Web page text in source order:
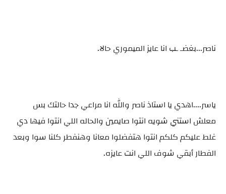
ناصر...بغضـ ـب انا عايز الميموري حالا.
ياسر....اهدي يا استاذ ناصر والله انا مراعي جدا حالتك بس
معلش استني شويه انتوا صايمين والحاله اللي انتوا فيها دي
غلط عليكم كلكم انتوا هتفضلوا معانا وهنفطر كلنا سوا وبعد
الفطار أبقي شوف اللي انت عايزه.